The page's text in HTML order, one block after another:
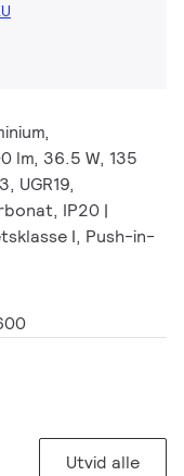
lm, 36.5 W, 135
UGR19,
IP20 |
I, Push-in-
Utvid alle